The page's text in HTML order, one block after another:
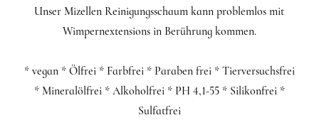
Unser Mizellen Reinigungsschaum kann problemlos mit
Wimpernextensions in Berührung kommen.
* vegan * Ölfrei * Farbfrei * Paraben frei * Tierversuchsfrei
* Mineralölfrei * Alkoholfrei * PH 4,1-55 * Silikonfrei *
Sulfatfrei